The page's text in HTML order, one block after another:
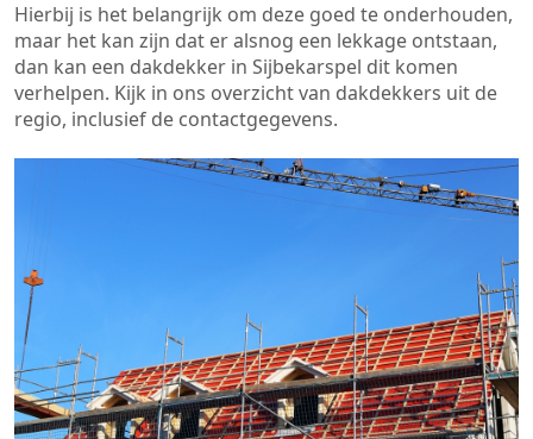
Hierbij is het belangrijk om deze goed te onderhouden,
maar het kan zijn dat er alsnog een lekkage ontstaan,
dan kan een dakdekker in Sijbekarspel dit komen
verhelpen. Kijk in ons overzicht van dakdekkers uit de
regio, inclusief de contactgegevens.